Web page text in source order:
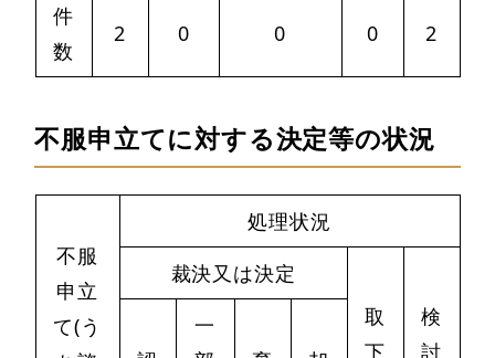
件
数
2 0 0 0 2
不服申立てに対する決定等の状況
不服
申立
て(う
処理状況
裁決又は決定
取
下
検
討
一